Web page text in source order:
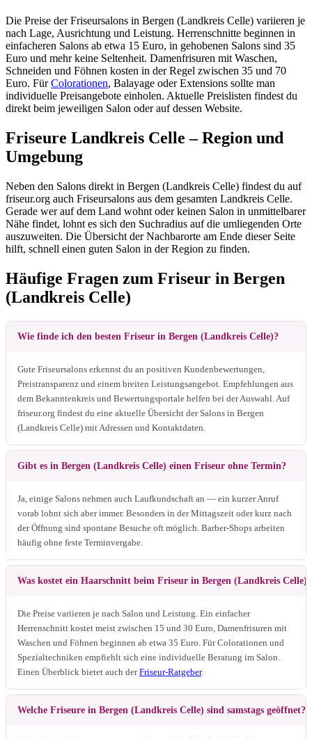
Die Preise der Friseursalons in Bergen (Landkreis Celle) variieren je
nach Lage, Ausrichtung und Leistung. Herrenschnitte beginnen in
einfacheren Salons ab etwa 15 Euro, in gehobenen Salons sind 35
Euro und mehr keine Seltenheit. Damenfrisuren mit Waschen,
Schneiden und Föhnen kosten in der Regel zwischen 35 und 70
Euro. FürColorationen, Balayage oder Extensions sollte man
individuelle Preisangebote einholen. Aktuelle Preislisten findest du
direkt beim jeweiligen Salon oder auf dessen Website.
Friseure Landkreis Celle – Region und
Umgebung
Neben den Salons direkt in Bergen (Landkreis Celle) findest du auf
friseur.org auch Friseursalons aus dem gesamten Landkreis Celle.
Gerade wer auf dem Land wohnt oder keinen Salon in unmittelbarer
Nähe findet, lohnt es sich den Suchradius auf die umliegenden Orte
auszuweiten. Die Übersicht der Nachbarorte am Ende dieser Seite
hilft, schnell einen guten Salon in der Region zu finden.
Häufige Fragen zum Friseur in Bergen
(Landkreis Celle)
Wie finde ich den besten Friseur in Bergen (Landkreis Celle)?
Gute Friseursalons erkennst du an positiven Kundenbewertungen,
Preistransparenz und einem breiten Leistungsangebot. Empfehlungen aus
dem Bekanntenkreis und Bewertungsportale helfen bei der Auswahl. Auf
friseur.org findest du eine aktuelle Übersicht der Salons in Bergen
(Landkreis Celle) mit Adressen und Kontaktdaten.
Gibt es in Bergen (Landkreis Celle) einen Friseur ohne Termin?
Ja, einige Salons nehmen auch Laufkundschaft an — ein kurzer Anruf
vorab lohnt sich aber immer. Besonders in der Mittagszeit oder kurz nach
der Öffnung sind spontane Besuche oft möglich. Barber-Shops arbeiten
häufig ohne feste Terminvergabe.
Was kostet ein Haarschnitt beim Friseur in Bergen (Landkreis Celle)?
Die Preise variieren je nach Salon und Leistung. Ein einfacher
Herrenschnitt kostet meist zwischen 15 und 30 Euro, Damenfrisuren mit
Waschen und Föhnen beginnen ab etwa 35 Euro. Für Colorationen und
Spezialtechniken empfiehlt sich eine individuelle Beratung im Salon.
Einen Überblick bietet auch derFriseur-Ratgeber.
Welche Friseure in Bergen (Landkreis Celle) sind samstags geöffnet?